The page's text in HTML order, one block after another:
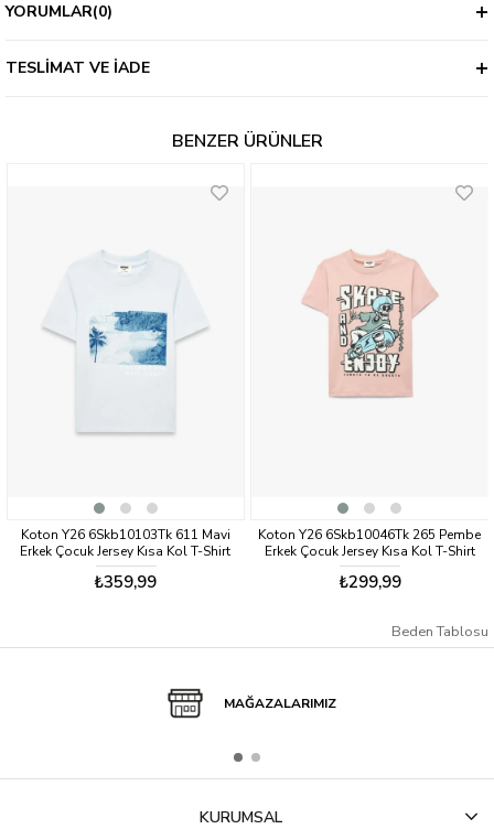
Kalınlık
YORUMLAR(0)
TESLIMAT VE İADE
BENZER ÜRÜNLER
611 Mavi
Kısa Kol T-Shirt
Koton Y26 6Skb10046Tk 265 Pembe
Erkek Çocuk Jersey Kısa Kol T-Shirt
Koton Y26
Erkek Çocuk
Beden Tablosu
MAĞAZALARIMIZ
KURUMSAL